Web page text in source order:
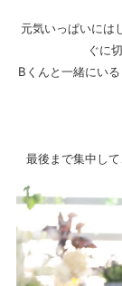
元気いっぱいには
ぐに
Bくんと一緒にい
最後まで集中し